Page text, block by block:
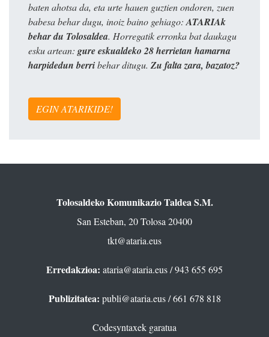
baten ahotsa da, eta urte hauen guztien ondoren, zuen
babesa behar dugu, inoiz baino gehiago: ATARIAk
behar du Tolosaldea. Horregatik erronka bat daukagu
esku artean: gure eskualdeko 28 herrietan hamarna
harpidedun berribehar ditugu. Zu falta zara, bazatoz?
EGIN ATARIKIDE!
Tolosaldeko Komunikazio Taldea S.M.
San Esteban, 20 Tolosa 20400
tkt@ataria.eus
Erredakzioa: ataria@ataria.eus/ 943 655 695
Publizitatea: publi@ataria.eus/ 661 678 818
Codesyntaxek garatua